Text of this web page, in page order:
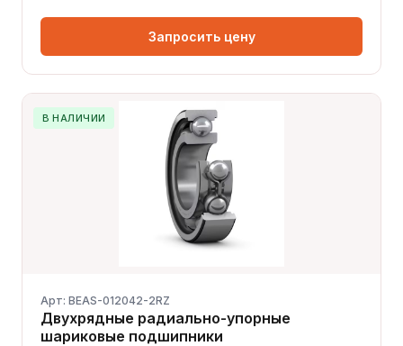
Запросить цену
В НАЛИЧИИ
Арт: BEAS-012042-2RZ
Двухрядные радиально-упорные
шариковые подшипники